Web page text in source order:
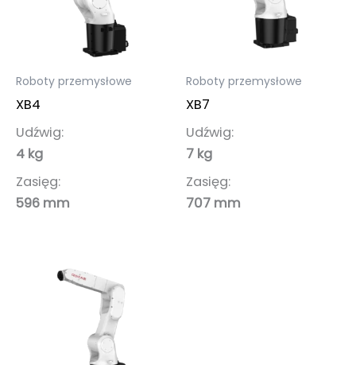
Roboty przemysłowe
XB4
Udźwig:
4 kg
Zasięg:
596 mm
Roboty przemysłowe
XB7
Udźwig:
7 kg
Zasięg:
707 mm